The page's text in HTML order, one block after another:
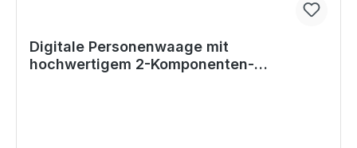
Digitale Personenwaage mit
hochwertigem 2-Komponenten-